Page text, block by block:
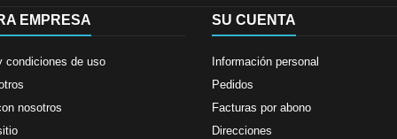
EMPRESA
condiciones de uso
nosotros
SU CUENTA
Información personal
Pedidos
Facturas por abono
Direcciones